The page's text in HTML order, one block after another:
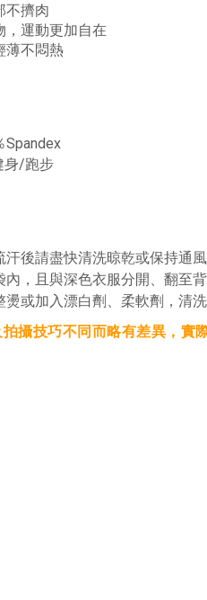
不擠肉
，運動更加自在
薄不悶熱
Spandex
身/跑步
後請盡快清洗晾乾或保持通風
，且與深色衣服分開、翻至背
或加入漂白劑、柔軟劑，清洗
攝技巧不同而略有差異，實